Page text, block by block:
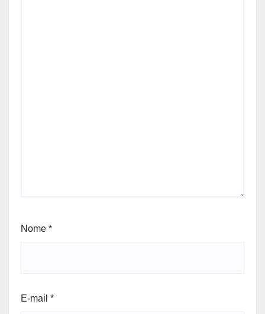
Nome *
E-mail *